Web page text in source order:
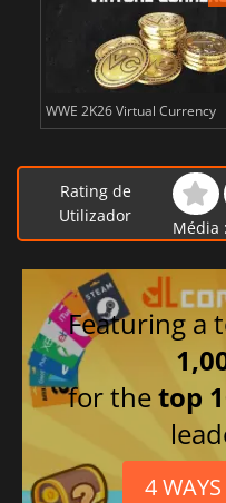
WWE 2K26 Virtual Currency
Rating de
Utilizador
Média :
Featuring a
for thetop
4